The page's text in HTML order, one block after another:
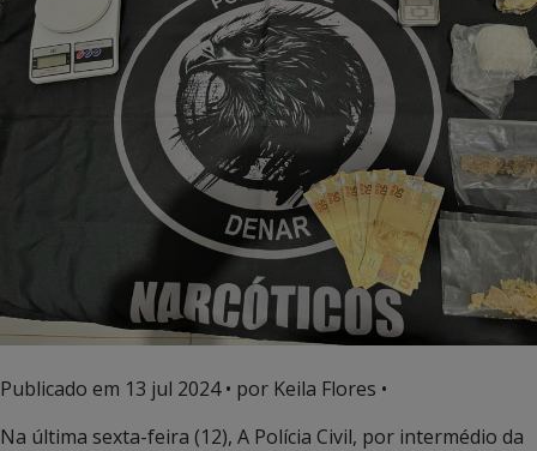
Publicado em 13 jul 2024• por Keila Flores •
Na última sexta-feira (12), A Polícia Civil, por intermédio da